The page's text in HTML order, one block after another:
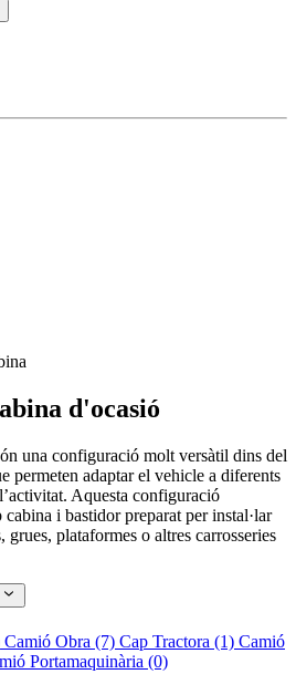
d'ocasió
una configuració molt versàtil dins del
permeten adaptar el vehicle a diferents
Aquesta configuració
i bastidor preparat per instal·lar
plataformes o altres carrosseries
Camió Obra (7) Cap Tractora (1) Camió
Portamaquinària (0)